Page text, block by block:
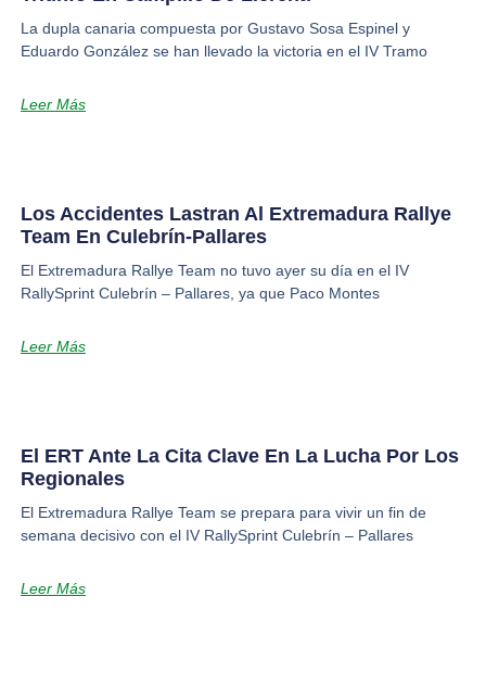
La dupla canaria compuesta por Gustavo Sosa Espinel y
Eduardo González se han llevado la victoria en el IV Tramo
Leer Más
Los Accidentes Lastran Al Extremadura Rallye
Team En Culebrín-Pallares
El Extremadura Rallye Team no tuvo ayer su día en el IV
RallySprint Culebrín – Pallares, ya que Paco Montes
Leer Más
El ERT Ante La Cita Clave En La Lucha Por Los
Regionales
El Extremadura Rallye Team se prepara para vivir un fin de
semana decisivo con el IV RallySprint Culebrín – Pallares
Leer Más